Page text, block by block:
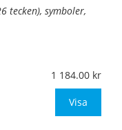
tecken), symboler,
halkfritt
upp till 0,16m
1 184.00
Visa